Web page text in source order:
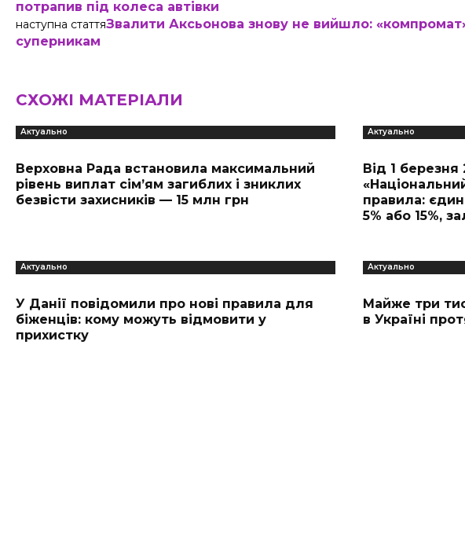
потрапив під колеса автівки
наступна статтяЗвалити Аксьонова знову не вийшло:
суперникам
СХОЖІ МАТЕРІАЛИ
Актуально
Верховна Рада встановила максимальний
рівень виплат сім’ям загиблих і зниклих
безвісти захисників — 15 млн грн
Актуально
Від 1
правила:
5% або 15%,
Актуально
У Данії повідомили про нові правила для
біженців: кому можуть відмовити у
прихистку
Актуально
Майже три
в Україні